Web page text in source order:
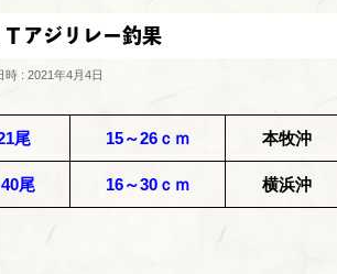
アジリレー釣果
時 : 2021年4月4日
尾 15～26ｃｍ 本牧沖
尾 16～30ｃｍ 横浜沖